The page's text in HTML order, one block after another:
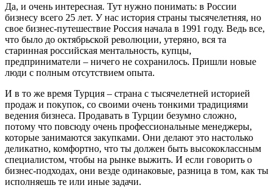
Да, и очень интересная. Тут нужно понимать: в России
бизнесу всего 25 лет. У нас история страны тысячелетняя, но
свое бизнес-путешествие Россия начала в 1991 году. Ведь все,
что было до октябрьской революции, утеряно, вся та
старинная российская ментальность, купцы,
предприниматели – ничего не сохранилось. Пришли новые
люди с полным отсутствием опыта.
И в то же время Турция – страна с тысячелетней историей
продаж и покупок, со своими очень тонкими традициями
ведения бизнеса. Продавать в Турции безумно сложно,
потому что повсюду очень профессиональные менеджеры,
которые занимаются закупками. Они делают это настолько
деликатно, комфортно, что ты должен быть высококлассным
специалистом, чтобы на рынке выжить. И если говорить о
бизнес-подходах, они везде одинаковые, разница в том, как ты
исполняешь те или иные задачи.